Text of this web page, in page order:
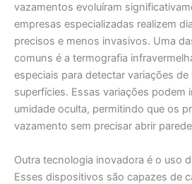
vazamentos evoluíram
empresas especializadas realizem
precisos e menos invasivos. Uma
comuns é a termografia
especiais para detectar variações
superfícies. Essas variações podem
umidade oculta, permitindo que os
vazamento sem precisar abrir
Outra tecnologia inovadora é o uso
Esses dispositivos são capazes de